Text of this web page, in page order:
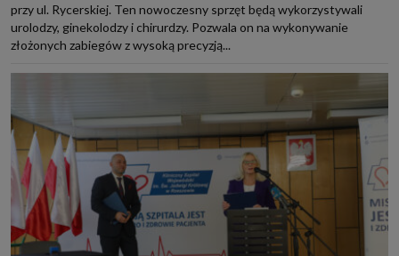
przy ul. Rycerskiej. Ten nowoczesny sprzęt będą wykorzystywali
urolodzy, ginekolodzy i chirurdzy. Pozwala on na wykonywanie
złożonych zabiegów z wysoką precyzją...